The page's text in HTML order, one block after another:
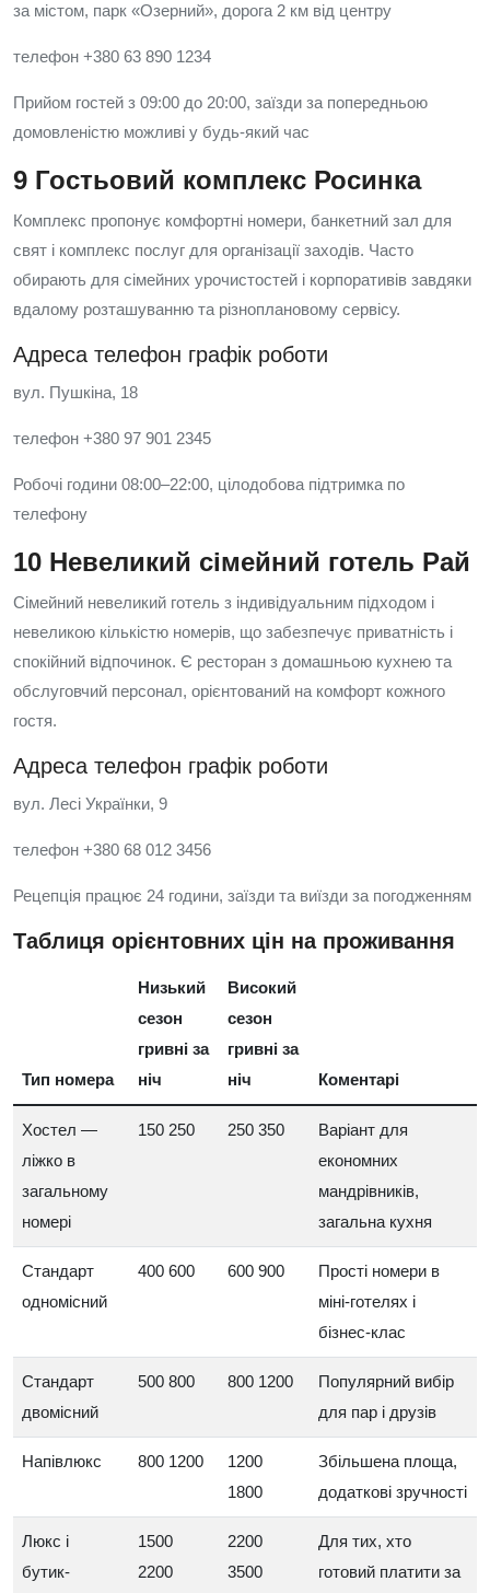
за містом, парк «Озерний», дорога 2 км від центру
телефон +380 63 890 1234
Прийом гостей з 09:00 до 20:00, заїзди за попередньою
домовленістю можливі у будь-який час
9 Гостьовий комплекс Росинка
Комплекс пропонує комфортні номери, банкетний зал для
свят і комплекс послуг для організації заходів. Часто
обирають для сімейних урочистостей і корпоративів завдяки
вдалому розташуванню та різноплановому сервісу.
Адреса телефон графік роботи
вул. Пушкіна, 18
телефон +380 97 901 2345
Робочі години 08:00–22:00, цілодобова підтримка по
телефону
10 Невеликий сімейний готель Рай
Сімейний невеликий готель з індивідуальним підходом і
невеликою кількістю номерів, що забезпечує приватність і
спокійний відпочинок. Є ресторан з домашньою кухнею та
обслуговчий персонал, орієнтований на комфорт кожного
гостя.
Адреса телефон графік роботи
вул. Лесі Українки, 9
телефон +380 68 012 3456
Рецепція працює 24 години, заїзди та виїзди за погодженням
Таблиця орієнтовних цін на проживання
Тип номера
Низький
сезон
гривні за
ніч
Високий
сезон
гривні за
ніч
Коментарі
Хостел —
ліжко в
загальному
номері
150 250 250 350
Варіант для
економних
мандрівників,
загальна кухня
Стандарт
одномісний
400 600 600 900
Прості номери в
міні-готелях і
бізнес-клас
Стандарт
двомісний
500 800 800 1200
Популярний вибір
для пар і друзів
Напівлюкс 800 1200
1200
1800
Збільшена площа,
додаткові зручності
Люкс і
бутик-
1500
2200
2200
3500
Для тих, хто
готовий платити за